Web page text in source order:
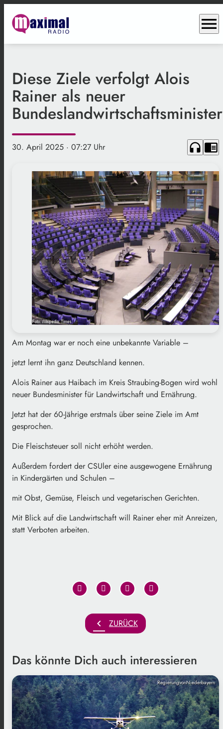
menu
Diese Ziele verfolgt Alois
Rainer als neuer
Bundeslandwirtschaftsminister
30. April 2025 · 07:27 Uhr headphones chrome_reader_mode
Am Montag war er noch eine unbekannte Variable –
jetzt lernt ihn ganz Deutschland kennen.
Alois Rainer aus Haibach im Kreis Straubing-Bogen wird wohl
neuer Bundesminister für Landwirtschaft und Ernährung.
Jetzt hat der 60-Jährige erstmals über seine Ziele im Amt
gesprochen.
Die Fleischsteuer soll nicht erhöht werden.
Außerdem fordert der CSUler eine ausgewogene Ernährung
in Kindergärten und Schulen –
mit Obst, Gemüse, Fleisch und vegetarischen Gerichten.
Mit Blick auf die Landwirtschaft will Rainer eher mit Anreizen,
statt Verboten arbeiten.
chevron_left ZURÜCK
Das könnte Dich auch interessieren
RegierungvonNiederbayern